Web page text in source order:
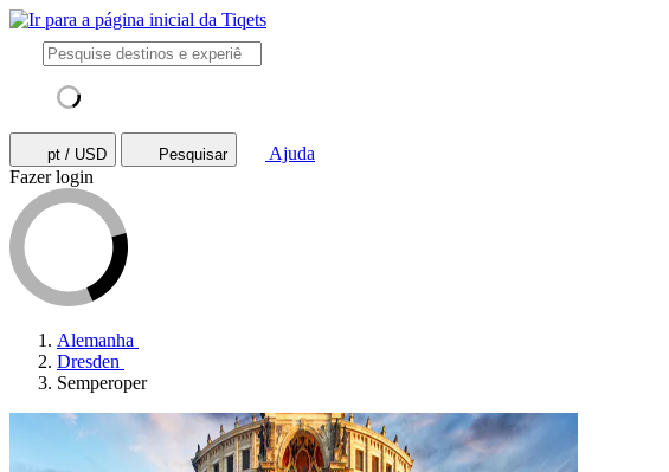
pt / USD Pesquisar
Ajuda
Fazer login
Alemanha
Dresden
Semperoper